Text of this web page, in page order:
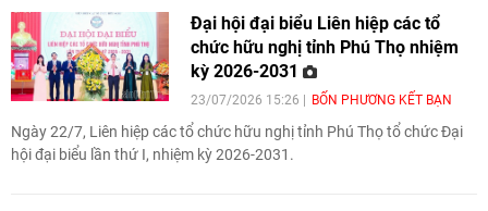
Đại hội đại biểu Liên hiệp các tổ
chức hữu nghị tỉnh Phú Thọ nhiệm
kỳ 2026-2031
23/07/2026 15:26 BỐN PHƯƠNG KẾT BẠN
Ngày 22/7, Liên hiệp các tổ chức hữu nghị tỉnh Phú Thọ tổ chức Đại
hội đại biểu lần thứ I, nhiệm kỳ 2026-2031.